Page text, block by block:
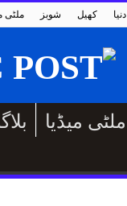
ملٹی شوبز کھیل دنیا
ملٹی میڈیا